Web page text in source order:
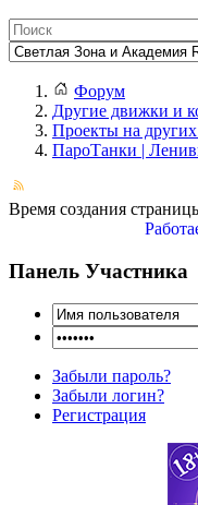
Форум
Другие движки и
Проекты на
ПароТанки |
Время создания
Панель Участника
Забыли пароль?
Забыли логин?
Регистрация